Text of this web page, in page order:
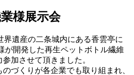
様展示会
界遺産の二条城内にある香雲亭に
が開発した再生ペットボトル繊維
加させて頂きました。
づくりが各企業でも取り組まれ、